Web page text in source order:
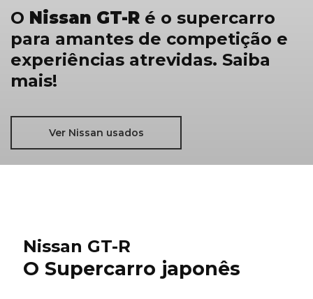
O Nissan GT-R é o supercarro
para amantes de competição e
experiências atrevidas. Saiba
mais!
Ver Nissan usados
Nissan GT-R
O Supercarro japonês